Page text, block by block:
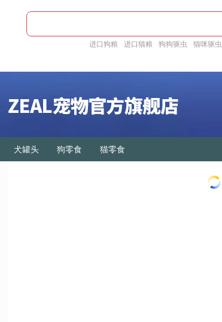
进口狗粮 进口猫粮 狗狗驱虫 猫咪驱虫
犬罐头 狗零食 猫零食